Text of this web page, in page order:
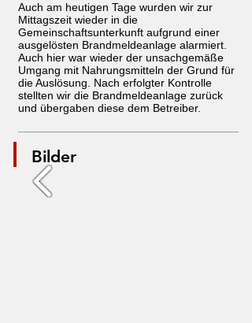
Auch am heutigen Tage wurden wir zur
Mittagszeit wieder in die
Gemeinschaftsunterkunft aufgrund einer
ausgelösten Brandmeldeanlage alarmiert.
Auch hier war wieder der unsachgemäße
Umgang mit Nahrungsmitteln der Grund für
die Auslösung. Nach erfolgter Kontrolle
stellten wir die Brandmeldeanlage zurück
und übergaben diese dem Betreiber.
Bilder